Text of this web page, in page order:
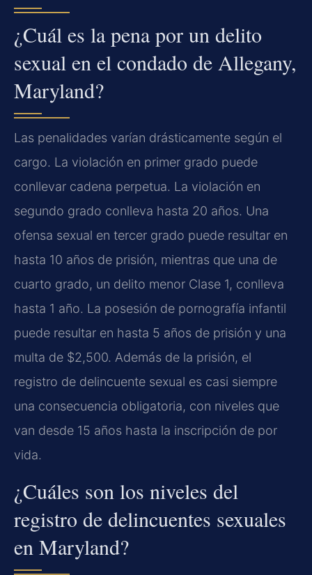
¿Cuál es la pena por un delito
sexual en el condado de Allegany,
Maryland?
Las penalidades varían drásticamente según el
cargo. La violación en primer grado puede
conllevar cadena perpetua. La violación en
segundo grado conlleva hasta 20 años. Una
ofensa sexual en tercer grado puede resultar en
hasta 10 años de prisión, mientras que una de
cuarto grado, un delito menor Clase 1, conlleva
hasta 1 año. La posesión de pornografía infantil
puede resultar en hasta 5 años de prisión y una
multa de $2,500. Además de la prisión, el
registro de delincuente sexual es casi siempre
una consecuencia obligatoria, con niveles que
van desde 15 años hasta la inscripción de por
vida.
¿Cuáles son los niveles del
registro de delincuentes sexuales
en Maryland?